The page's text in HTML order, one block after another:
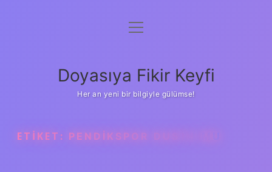
Anasayfa
Yasal Uyarı
menüyü
Doyasıya Fikir Keyfi
Her an yeni bir bilgiyle gülümse!
ETIKET: PENDIKSPOR DUSTU MU